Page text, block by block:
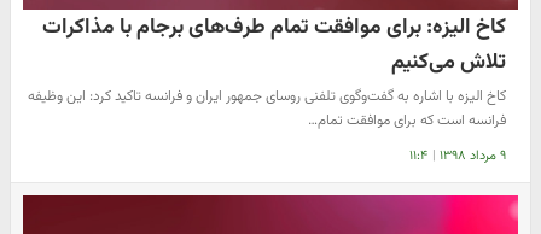
کاخ الیزه: برای موافقت تمام طرف‌های برجام با مذاکرات
تلاش می‌کنیم
​کاخ الیزه با اشاره به گفت‌وگوی تلفنی روسای جمهور ایران و فرانسه تاکید کرد: این وظیفه
فرانسه است که برای موافقت تمام…
۹ مرداد ۱۳۹۸ | ۱۱:۴